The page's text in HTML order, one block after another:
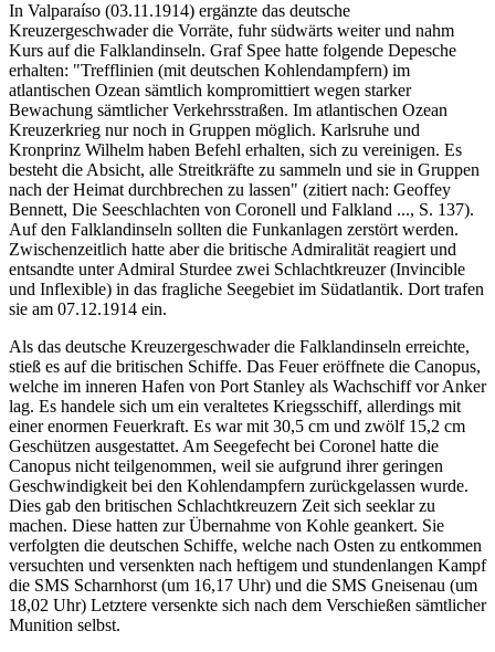
In Valparaíso (03.11.1914) ergänzte das deutsche
Kreuzergeschwader die Vorräte, fuhr südwärts weiter und nahm
Kurs auf die Falklandinseln. Graf Spee hatte folgende Depesche
erhalten: "Trefflinien (mit deutschen Kohlendampfern) im
atlantischen Ozean sämtlich kompromittiert wegen starker
Bewachung sämtlicher Verkehrsstraßen. Im atlantischen Ozean
Kreuzerkrieg nur noch in Gruppen möglich. Karlsruhe und
Kronprinz Wilhelm haben Befehl erhalten, sich zu vereinigen. Es
besteht die Absicht, alle Streitkräfte zu sammeln und sie in Gruppen
nach der Heimat durchbrechen zu lassen" (zitiert nach: Geoffey
Bennett, Die Seeschlachten von Coronell und Falkland ..., S. 137).
Auf den Falklandinseln sollten die Funkanlagen zerstört werden.
Zwischenzeitlich hatte aber die britische Admiralität reagiert und
entsandte unter Admiral Sturdee zwei Schlachtkreuzer (Invincible
und Inflexible) in das fragliche Seegebiet im Südatlantik. Dort trafen
sie am 07.12.1914 ein.
Als das deutsche Kreuzergeschwader die Falklandinseln erreichte,
stieß es auf die britischen Schiffe. Das Feuer eröffnete die Canopus,
welche im inneren Hafen von Port Stanley als Wachschiff vor Anker
lag. Es handele sich um ein veraltetes Kriegsschiff, allerdings mit
einer enormen Feuerkraft. Es war mit 30,5 cm und zwölf 15,2 cm
Geschützen ausgestattet. Am Seegefecht bei Coronel hatte die
Canopus nicht teilgenommen, weil sie aufgrund ihrer geringen
Geschwindigkeit bei den Kohlendampfern zurückgelassen wurde.
Dies gab den britischen Schlachtkreuzern Zeit sich seeklar zu
machen. Diese hatten zur Übernahme von Kohle geankert. Sie
verfolgten die deutschen Schiffe, welche nach Osten zu entkommen
versuchten und versenkten nach heftigem und stundenlangen Kampf
die SMS Scharnhorst (um 16,17 Uhr) und die SMS Gneisenau (um
18,02 Uhr) Letztere versenkte sich nach dem Verschießen sämtlicher
Munition selbst.